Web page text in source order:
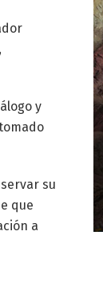
y
su
que
a